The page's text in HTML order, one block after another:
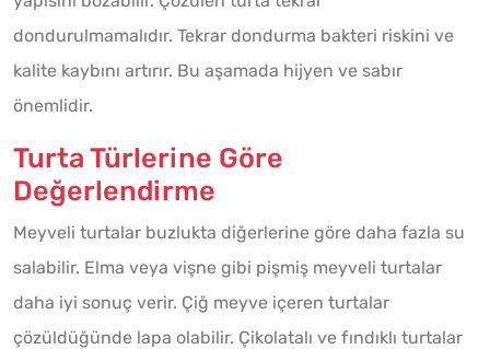
dondurulmamalıdır. Tekrar dondurma bakteri riskini ve
kalite kaybını artırır. Bu aşamada hijyen ve sabır
önemlidir.
Turta Türlerine Göre
Değerlendirme
Meyveli turtalar buzlukta diğerlerine göre daha fazla su
salabilir. Elma veya vişne gibi pişmiş meyveli turtalar
daha iyi sonuç verir. Çiğ meyve içeren turtalar
çözüldüğünde lapa olabilir. Çikolatalı ve fındıklı turtalar